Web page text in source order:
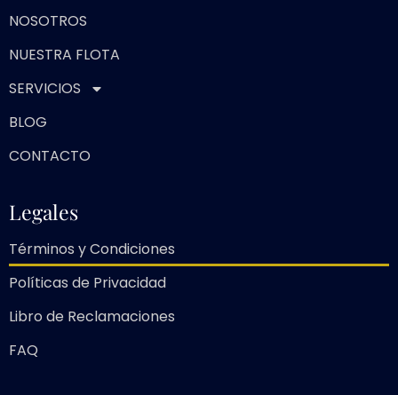
NOSOTROS
NUESTRA FLOTA
SERVICIOS
BLOG
CONTACTO
Legales
Términos y Condiciones
Políticas de Privacidad
Libro de Reclamaciones
FAQ